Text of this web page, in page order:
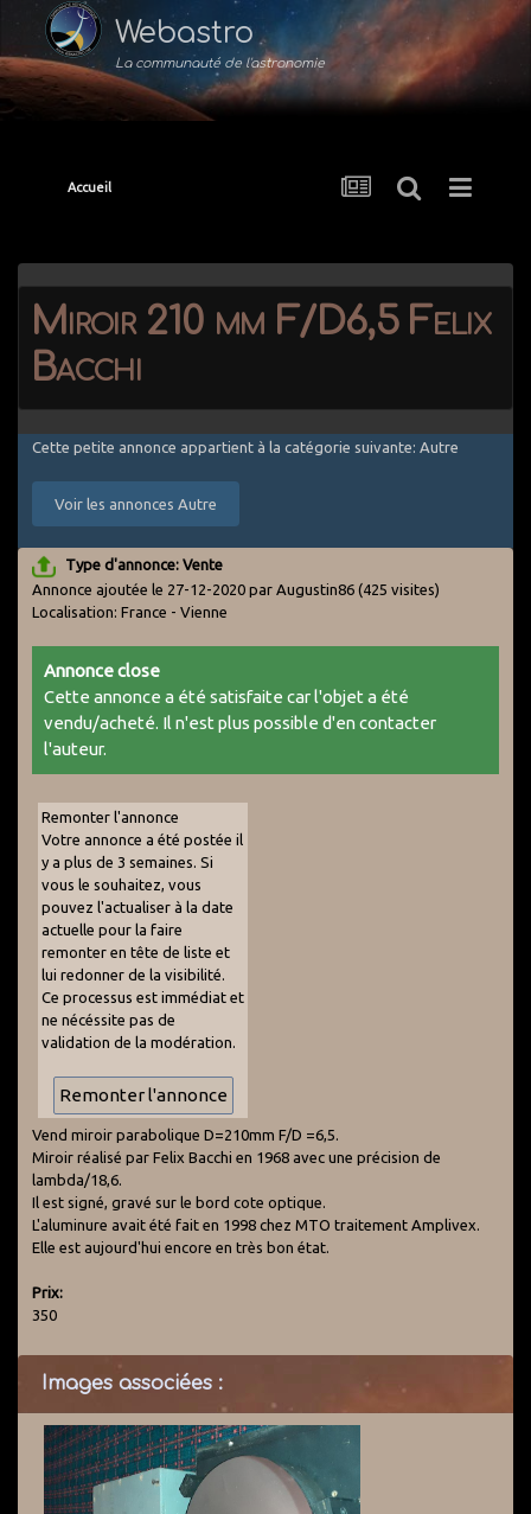
Webastro
La communauté de l'astronomie
Accueil
Miroir 210 mm F/D6,5 Felix
Bacchi
Cette petite annonce appartient à la catégorie suivante: Autre
Voir les annonces Autre
Type d'annonce: Vente
Annonce ajoutée le 27-12-2020 par Augustin86 (425 visites)
Localisation: France - Vienne
Annonce close
Cette annonce a été satisfaite car l'objet a été
vendu/acheté. Il n'est plus possible d'en contacter
l'auteur.
Remonter l'annonce
Votre annonce a été postée il
y a plus de 3 semaines. Si
vous le souhaitez, vous
pouvez l'actualiser à la date
actuelle pour la faire
remonter en tête de liste et
lui redonner de la visibilité.
Ce processus est immédiat et
ne nécéssite pas de
validation de la modération.
Vend miroir parabolique D=210mm F/D =6,5.
Miroir réalisé par Felix Bacchi en 1968 avec une précision de
lambda/18,6.
Il est signé, gravé sur le bord cote optique.
L'aluminure avait été fait en 1998 chez MTO traitement Amplivex.
Elle est aujourd'hui encore en très bon état.
Prix:
350
Images associées :